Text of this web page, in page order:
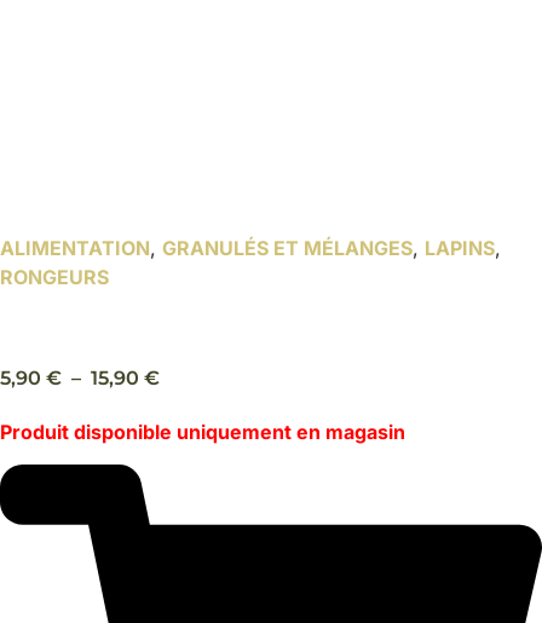
ALIMENTATION, GRANULÉS ET MÉLANGES, LAPINS,
RONGEURS
5,90 € – 15,90 €Plage
prix :
15,90 €
Produit disponible uniquement en magasin